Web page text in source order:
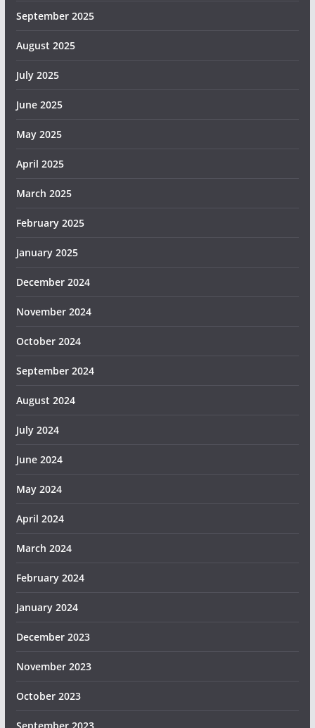
September 2025
August 2025
July 2025
June 2025
May 2025
April 2025
March 2025
February 2025
January 2025
December 2024
November 2024
October 2024
September 2024
August 2024
July 2024
June 2024
May 2024
April 2024
March 2024
February 2024
January 2024
December 2023
November 2023
October 2023